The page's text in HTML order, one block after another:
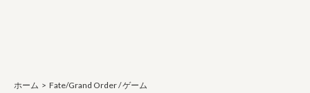
ホーム > Fate/Grand Order/ゲーム